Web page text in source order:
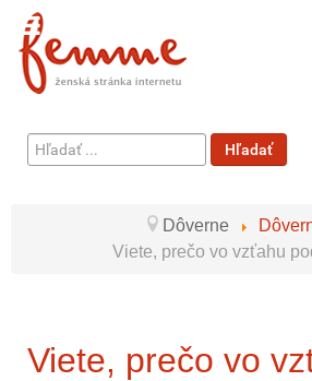
Hľadať
...
Hľadať
Dôverne
Viete, prečo vo vzťahu
Viete, prečo vo